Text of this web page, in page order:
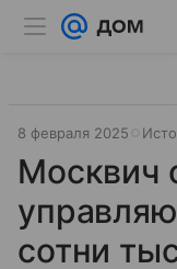
8 февраля 2025
Москвич
сотни